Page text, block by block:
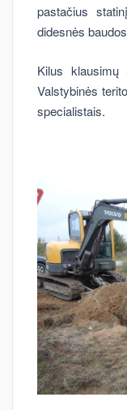
pastačius
didesnės
Kilus klausimų
Valstybinės
specialistais.